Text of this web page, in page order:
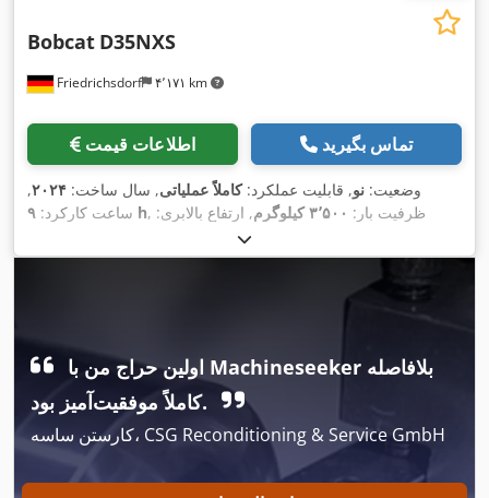
Friedrichsdorf ۴٬۱۷۱ km
Bobcat D35NXS
اطلاعات قیمت تماس بگیرید
وضعیت: نو, قابلیت عملکرد:کاملاً عملیاتی, سال ساخت: ۲۰۲۴,
ساعت کارکرد: ۹ h , ظرفیت بار: ۳٬۵۰۰ کیلوگرم
, ارتفاع بالابری:
, برداشت آزاد:۱٬۴۰۰ میلی‌متر
نوع دکل:تریپلکس, ارتفاع سازه:۲٬۳۵۰ میلی‌متر , قدرت:
۴۵ کیلووات
(۶۱٫۱۸ اسب بخار)
شاخک‌ها:
۱٬۲۰۰ میلی‌متر
۱٬۲۹۰ میلی‌متر
کاملاً موفقیت‌آمیز بود.
کارستن ساسه، CSG Reconditioning & Service GmbH